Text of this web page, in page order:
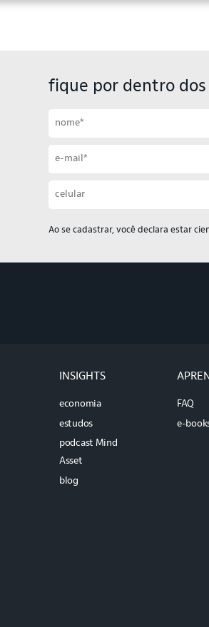
fique por dentro dos
Ao se cadastrar, você declara estar
INSIGHTS
economia
estudos
podcast Mind
Asset
blog
FAQ
e-